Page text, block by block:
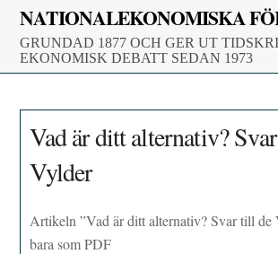
Skip
content
NATIONALEKONOMISKA
GRUNDAD 1877 OCH GER UT
EKONOMISK DEBATT SEDAN 1973
Vad är ditt alternativ?
Vylder
Artikeln ”Vad är ditt alternativ? Svar till de
bara som PDF